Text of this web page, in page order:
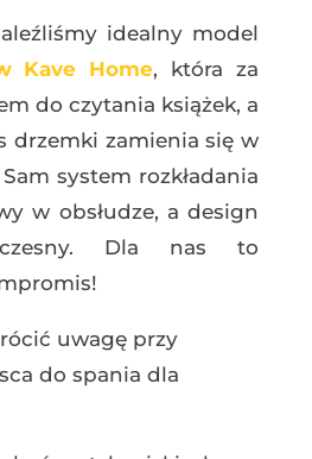
idealny model
Kave Home, która za
do czytania książek, a
drzemki zamienia się w
system rozkładania
w obsłudze, a design
Dla nas to
uwagę przy
do spania dla